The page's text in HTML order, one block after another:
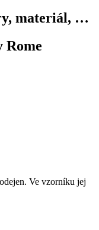
materiál, …
Rome
Ve vzorníku jej